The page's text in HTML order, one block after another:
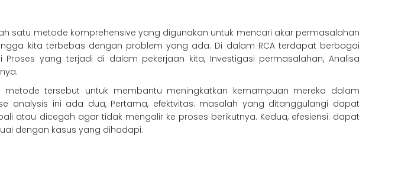
satu metode komprehensive yang digunakan untuk mencari akar permasalahan
kita terbebas dengan problem yang ada. Di dalam RCA terdapat berbagai
yang terjadi di dalam pekerjaan kita, Investigasi permasalahan, Analisa
tersebut untuk membantu meningkatkan kemampuan mereka dalam
analysis ini ada dua, Pertama, efektvitas: masalah yang ditanggulangi dapat
atau dicegah agar tidak mengalir ke proses berikutnya. Kedua, efesiensi: dapat
dengan kasus yang dihadapi.